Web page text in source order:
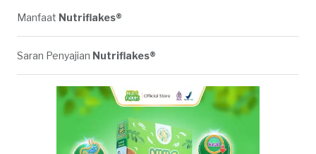
Manfaat Nutriflakes®
Saran Penyajian Nutriflakes®